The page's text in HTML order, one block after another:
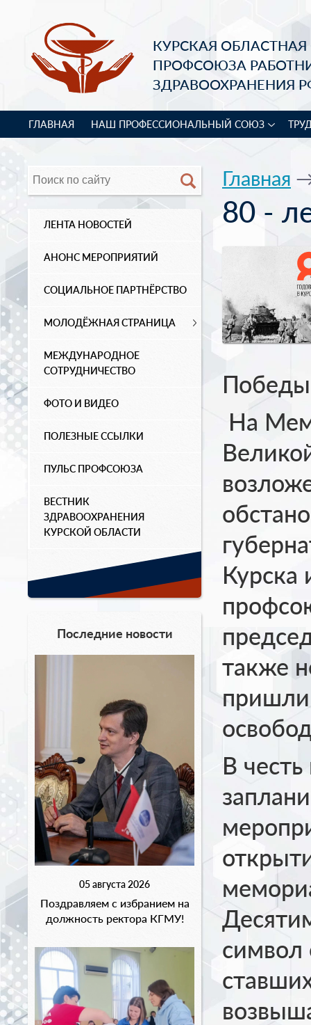
КУРСКАЯ
ПРОФСОЮЗА
ЗДРАВООХРАНЕНИЯ
ГЛАВНАЯ НАШ ПРОФЕССИОНАЛЬНЫЙ СОЮЗ
ЛЕНТА НОВОСТЕЙ
АНОНС МЕРОПРИЯТИЙ
СОЦИАЛЬНОЕ ПАРТНЁРСТВО
МОЛОДЁЖНАЯ СТРАНИЦА
МЕЖДУНАРОДНОЕ
СОТРУДНИЧЕСТВО
ФОТО И ВИДЕО
ПОЛЕЗНЫЕ ССЫЛКИ
ПУЛЬС ПРОФСОЮЗА
ВЕСТНИК
ЗДРАВООХРАНЕНИЯ
КУРСКОЙ ОБЛАСТИ
Последние новости
05 августа 2026
Поздравляем с избранием на
должность ректора КГМУ!
Главная
80 -
Победы
На
Курска
также
пришли
В
символ